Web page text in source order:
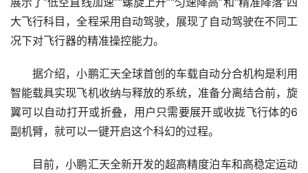
大飞行科目，全程采用自动驾驶，展现了自动驾驶在不同工
况下对飞行器的精准操控能力。
据介绍，小鹏汇天全球首创的车载自动分合机构是利用
智能载具实现飞机收纳与释放的系统，准备分离结合前，旋
翼可以自动打开或折叠，用户只需要展开或收拢飞行体的6
副机臂，就可以一键开启这个科幻的过程。
目前，小鹏汇天全新开发的超高精度泊车和高稳定运动